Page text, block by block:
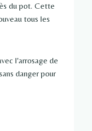
du pot. Cette
tous les
l'arrosage de
danger pour